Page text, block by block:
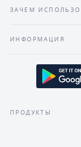
ЗАЧЕМ
ИНФОРМАЦИЯ
ПРОДУКТЫ